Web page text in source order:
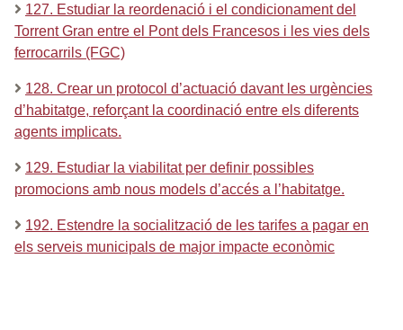
127. Estudiar la reordenació i el condicionament del
Torrent Gran entre el Pont dels Francesos i les vies dels
ferrocarrils (FGC)
128. Crear un protocol d’actuació davant les urgències
d’habitatge, reforçant la coordinació entre els diferents
agents implicats.
129. Estudiar la viabilitat per definir possibles
promocions amb nous models d’accés a l’habitatge.
192. Estendre la socialització de les tarifes a pagar en
els serveis municipals de major impacte econòmic